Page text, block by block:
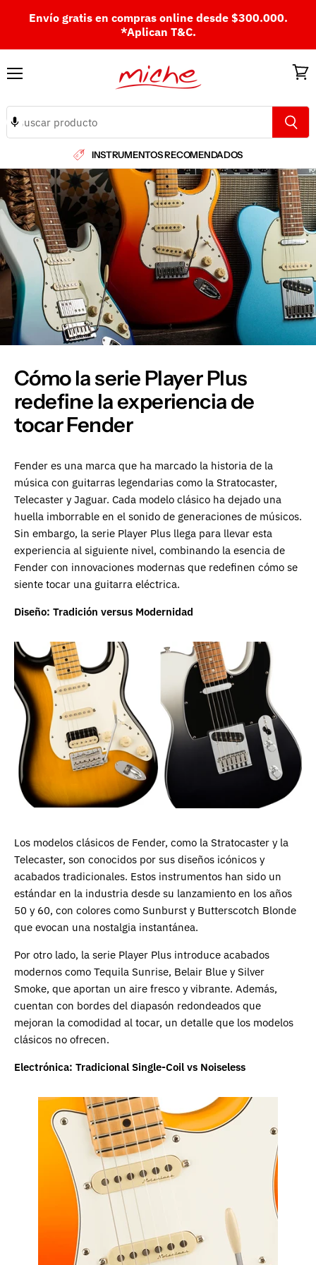
Envío gratis en compras online desde $300.000.
*Aplican T&C.
INSTRUMENTOS RECOMENDADOS
Cómo la serie Player Plus
redefine la experiencia de
tocar Fender
Fender es una marca que ha marcado la historia de la
música con guitarras legendarias como la Stratocaster,
Telecaster y Jaguar. Cada modelo clásico ha dejado una
huella imborrable en el sonido de generaciones de músicos.
Sin embargo, la serie Player Plus llega para llevar esta
experiencia al siguiente nivel, combinando la esencia de
Fender con innovaciones modernas que redefinen cómo se
siente tocar una guitarra eléctrica.
Diseño: Tradición versus Modernidad
Los modelos clásicos de Fender, como la Stratocaster y la
Telecaster, son conocidos por sus diseños icónicos y
acabados tradicionales. Estos instrumentos han sido un
estándar en la industria desde su lanzamiento en los años
50 y 60, con colores como Sunburst y Butterscotch Blonde
que evocan una nostalgia instantánea.
Por otro lado, la serie Player Plus introduce acabados
modernos como Tequila Sunrise, Belair Blue y Silver
Smoke, que aportan un aire fresco y vibrante. Además,
cuentan con bordes del diapasón redondeados que
mejoran la comodidad al tocar, un detalle que los modelos
clásicos no ofrecen.
Electrónica: Tradicional Single-Coil vs Noiseless